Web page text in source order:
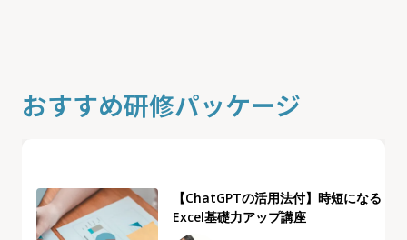
おすすめ研修パッケージ
【ChatGPTの活用法付】時短になる
Excel基礎力アップ講座